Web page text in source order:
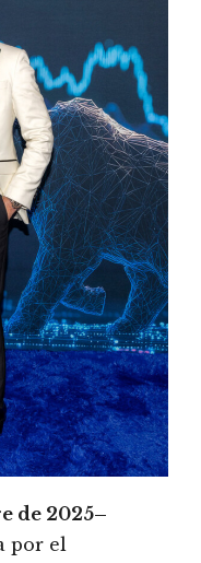
de 2025–
por el